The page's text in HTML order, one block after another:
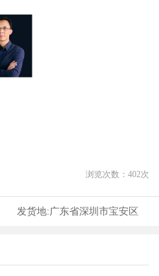
浏览次数： 402次
发货地:广东省深圳市宝安区